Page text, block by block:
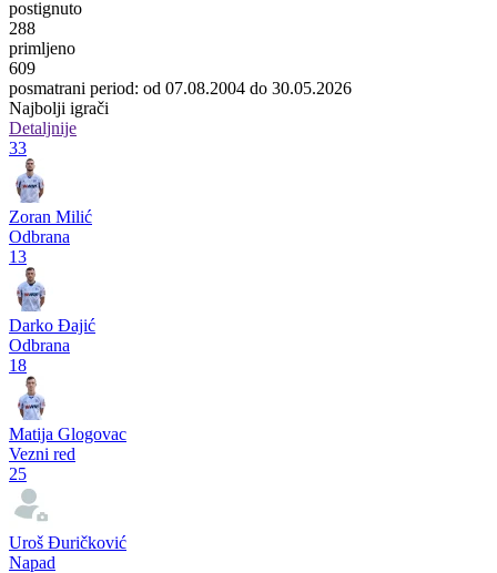
postignuto
288
primljeno
609
posmatrani period: od 07.08.2004 do 30.05.2026
Najbolji igrači
Detaljnije
33
Zoran Milić
Odbrana
13
Darko Đajić
Odbrana
18
Matija Glogovac
Vezni red
25
Uroš Đuričković
Napad